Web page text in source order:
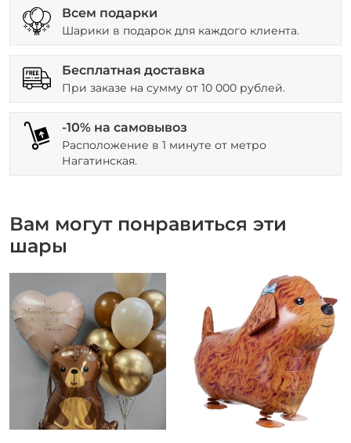
Всем подарки
Шарики в подарок для каждого клиента.
Бесплатная доставка
При заказе на сумму от 10 000 рублей.
-10% на самовывоз
Расположение в 1 минуте от метро
Нагатинская.
Вам могут понравиться эти
шары